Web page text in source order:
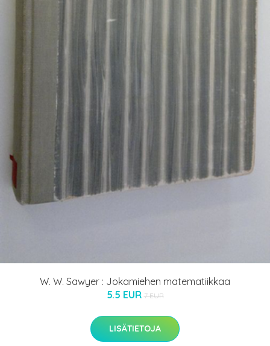
W. W. Sawyer : Jokamiehen matematiikkaa
5.5 EUR 7 EUR
LISÄTIETOJA